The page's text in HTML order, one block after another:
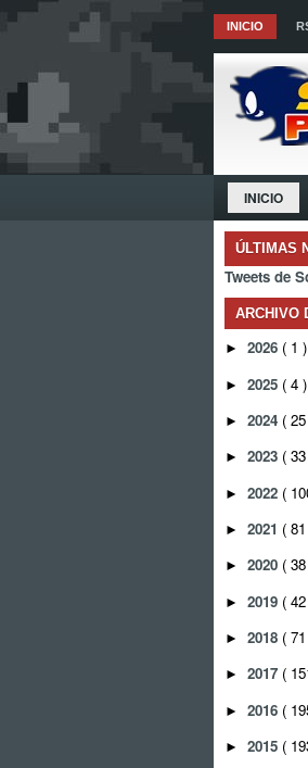
INICIO
INICIO
ÚLTIMAS
Tweets de
ARCHIVO
► 2026 ( 1 )
► 2025 ( 4 )
► 2024 (
► 2023 (
► 2022 (
► 2021 (
► 2020 (
► 2019 (
► 2018 (
► 2017 (
► 2016 (
► 2015 (